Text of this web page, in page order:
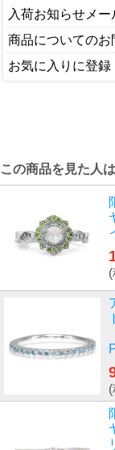
入荷お知らせメー
商品についてのお
お気に入りに登録
この商品を見た人